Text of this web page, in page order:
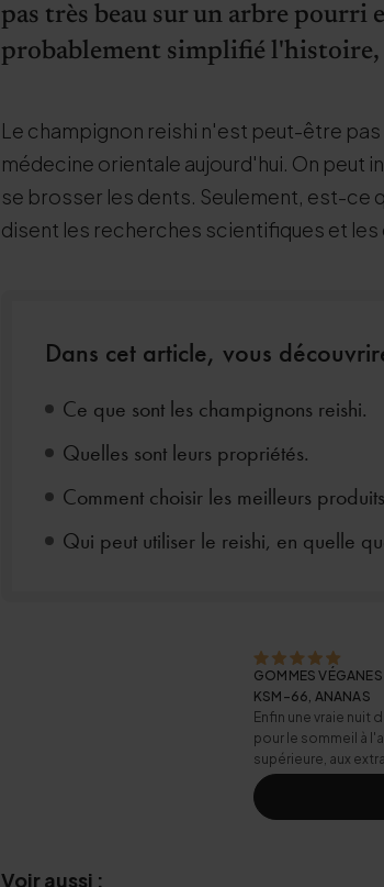
pas très beau sur un arbre pourri
probablement simplifié
Le champignon reishi n'est peut-être
médecine orientale aujourd'hui. On peut
se brosser les dents. Seulement, est-ce
disent les recherches scientifiques et
Dans cet article, vous
Ce que sont les champignons reishi.
Quelles sont leurs propriétés.
Comment choisir les meilleurs
Qui peut utiliser le reishi, en quelle
GOMMES
KSM-66, ANANAS
Enfin une vraie nuit
pour le sommeil à
supérieure, aux
vous bercer
Voir aussi :